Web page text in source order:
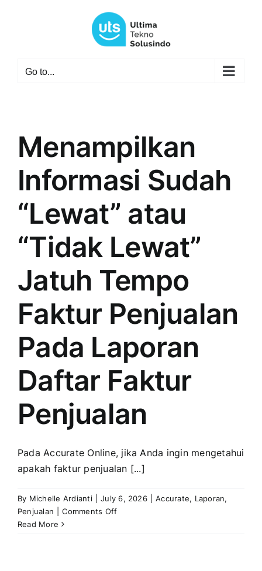
Go to...
Menampilkan
Informasi Sudah
“Lewat” atau
“Tidak Lewat”
Jatuh Tempo
Faktur Penjualan
Pada Laporan
Daftar Faktur
Penjualan
Pada Accurate Online, jika Anda ingin mengetahui
apakah faktur penjualan [...]
By Michelle Ardianti July 6, 2026 Accurate, Laporan,
Penjualan
Comments Offon
Read More